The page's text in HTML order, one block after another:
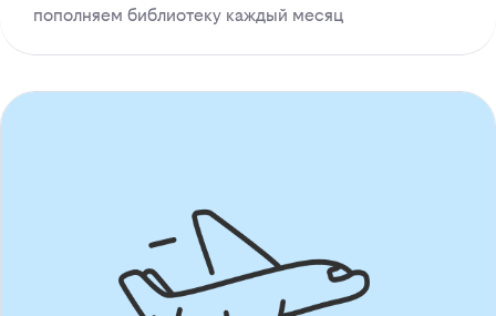
пополняем библиотеку каждый месяц